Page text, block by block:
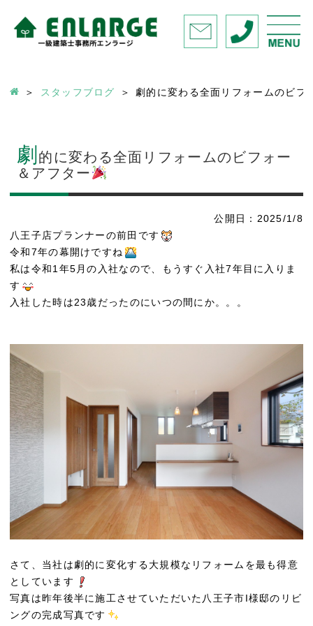
スタッフブログ 劇的に変わる全面リフォームのビフ
劇 的に変わる全面リフォームのビフォー
＆アフター
公開日：2025/1/8
八王子店プランナーの前田です
令和7年の幕開けですね
私は令和1年5月の入社なので、もうすぐ入社7年目に入りま
す
入社した時は23歳だったのにいつの間にか。。。
さて、当社は劇的に変化する大規模なリフォームを最も得意
としています
写真は昨年後半に施工させていただいた八王子市I様邸のリビ
ングの完成写真です